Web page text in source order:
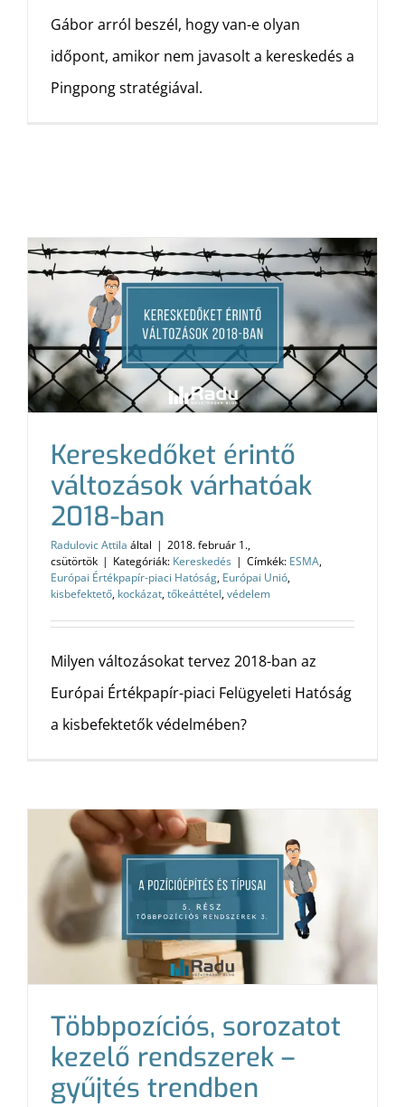
Gábor arról beszél, hogy van-e olyan
időpont, amikor nem javasolt a kereskedés a
Pingpong stratégiával.
Kereskedőket érintő
változások várhatóak
2018-ban
Radulovic Attila által | 2018. február 1.,
csütörtök | Kategóriák: Kereskedés | Címkék: ESMA,
Európai Értékpapír-piaci Hatóság, Európai Unió,
kisbefektető, kockázat,tőkeáttétel,védelem
Milyen változásokat tervez 2018-ban az
Európai Értékpapír-piaci Felügyeleti Hatóság
a kisbefektetők védelmében?
Többpozíciós, sorozatot
kezelő rendszerek –
gyűjtés trendben